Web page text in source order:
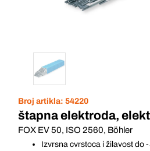
Broj artikla: 54220
štapna elektroda,
FOX EV 50, ISO 2560, Böhler
Izvrsna cvrstoca i žilavost do